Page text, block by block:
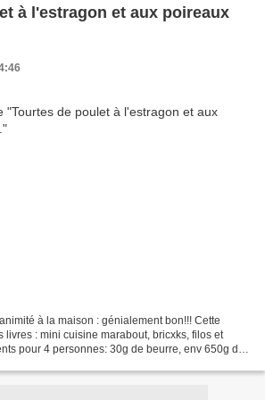
à l'estragon et aux poireaux
à la maison : génialement bon!!! Cette
livres : mini cuisine marabout, bricxks, filos et
pour 4 personnes: 30g de beurre, env 650g de